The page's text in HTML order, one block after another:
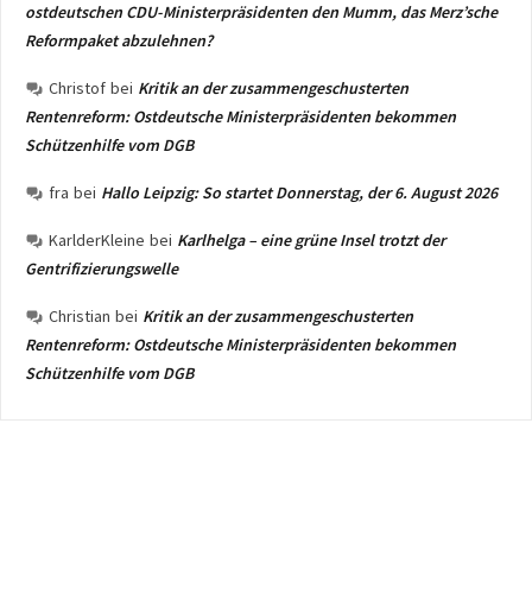
ostdeutschen CDU-Ministerpräsidenten den Mumm, das Merz’sche
Reformpaket abzulehnen?
Christof bei Kritik an der zusammengeschusterten
Rentenreform: Ostdeutsche Ministerpräsidenten bekommen
Schützenhilfe vom DGB
fra bei Hallo Leipzig: So startet Donnerstag, der 6. August 2026
KarlderKleine bei Karlhelga – eine grüne Insel trotzt der
Gentrifizierungswelle
Christian bei Kritik an der zusammengeschusterten
Rentenreform: Ostdeutsche Ministerpräsidenten bekommen
Schützenhilfe vom DGB